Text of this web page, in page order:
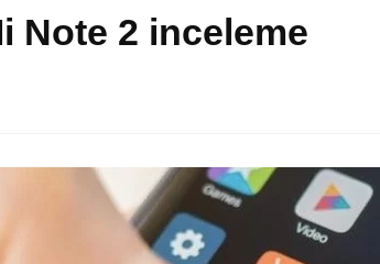
Note 2 inceleme